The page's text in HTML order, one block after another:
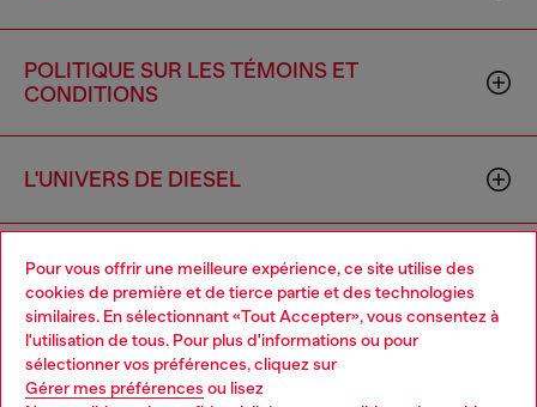
Pour vous offrir une meilleure expérience, ce site utilise des
cookies de première et de tierce partie et des technologies
similaires. En sélectionnant «Tout Accepter», vous consentez à
l'utilisation de tous. Pour plus d'informations ou pour
sélectionner vos préférences, cliquez sur
Gérer mes préférences ou lisez
POLITIQUE SUR LES TÉMOINS ET
CONDITIONS
L'UNIVERS DE DIESEL
ENTREPRISE
Choose your location
You are currently browsing Canada website, but it seems you